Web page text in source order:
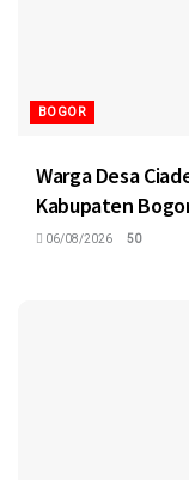
BOGOR
Warga Desa
Kabupaten
06/08/2026 50